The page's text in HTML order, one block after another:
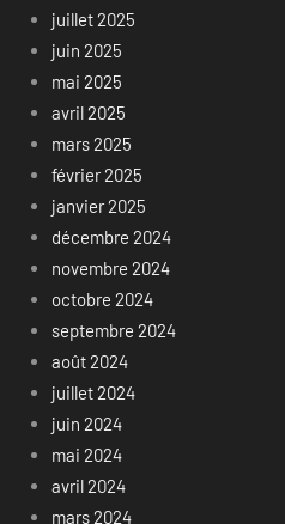
juillet 2025
juin 2025
mai 2025
avril 2025
mars 2025
février 2025
janvier 2025
décembre 2024
novembre 2024
octobre 2024
septembre 2024
août 2024
juillet 2024
juin 2024
mai 2024
avril 2024
mars 2024